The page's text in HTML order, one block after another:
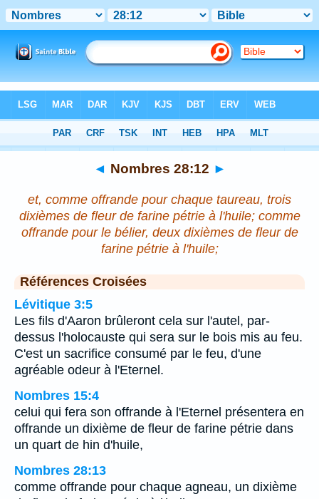
Chapitre 28> Verset 12
◄ Nombres 28:12 ►
et, comme offrande pour chaque taureau, trois
dixièmes de fleur de farine pétrie à l'huile; comme
offrande pour le bélier, deux dixièmes de fleur de
farine pétrie à l'huile;
Références Croisées
Lévitique 3:5
Les fils d'Aaron brûleront cela sur l'autel, par-
dessus l'holocauste qui sera sur le bois mis au feu.
C'est un sacrifice consumé par le feu, d'une
agréable odeur à l'Eternel.
Nombres 15:4
celui qui fera son offrande à l'Eternel présentera en
offrande un dixième de fleur de farine pétrie dans
un quart de hin d'huile,
Nombres 28:13
comme offrande pour chaque agneau, un dixième